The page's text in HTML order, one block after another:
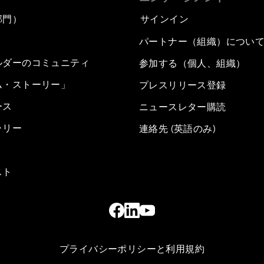
）
ーのコミュニティ
ストーリー」
リー
サインイン
パートナー（組織）につい
参加する（個人、組織）
プレスリリース登録
ニュースレター購読
連絡先 (英語のみ)
プライバシーポリシーと利用規約